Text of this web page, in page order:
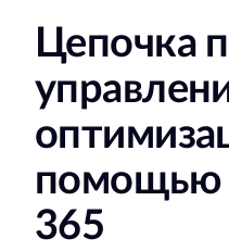
Цепочка
помощью
365